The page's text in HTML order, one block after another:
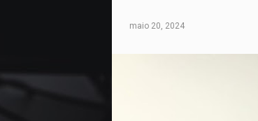
maio 20, 2024